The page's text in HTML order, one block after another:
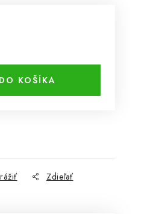
DO KOŠÍKA
Zdieľať